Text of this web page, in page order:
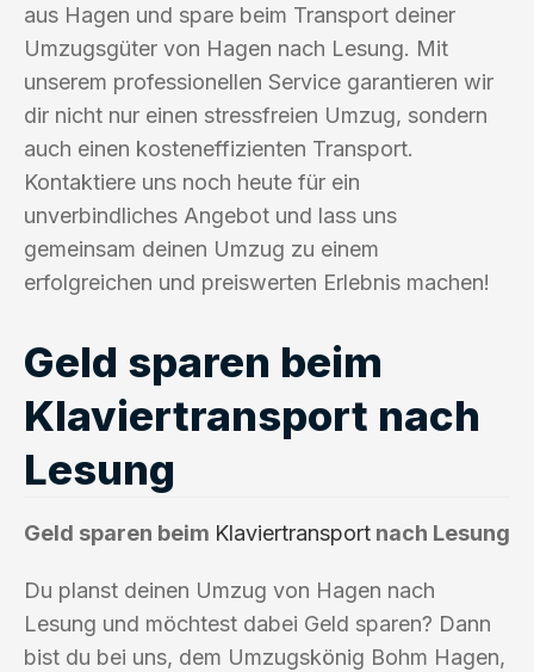
aus Hagen und spare beim Transport deiner
Umzugsgüter von Hagen nach Lesung. Mit
unserem professionellen Service garantieren wir
dir nicht nur einen stressfreien Umzug, sondern
auch einen kosteneffizienten Transport.
Kontaktiere uns noch heute für ein
unverbindliches Angebot und lass uns
gemeinsam deinen Umzug zu einem
erfolgreichen und preiswerten Erlebnis machen!
Geld sparen beim
Klaviertransport nach
Lesung
Geld sparen beim Klaviertransport nach Lesung
Du planst deinen Umzug von Hagen nach
Lesung und möchtest dabei Geld sparen? Dann
bist du bei uns, dem Umzugskönig Bohm Hagen,